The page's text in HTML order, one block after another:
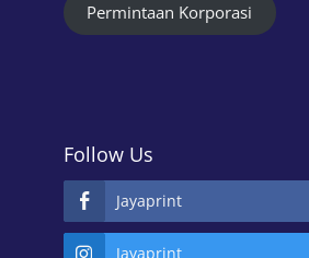
Permintaan Korporasi
Follow Us
Jayaprint
Jayaprint